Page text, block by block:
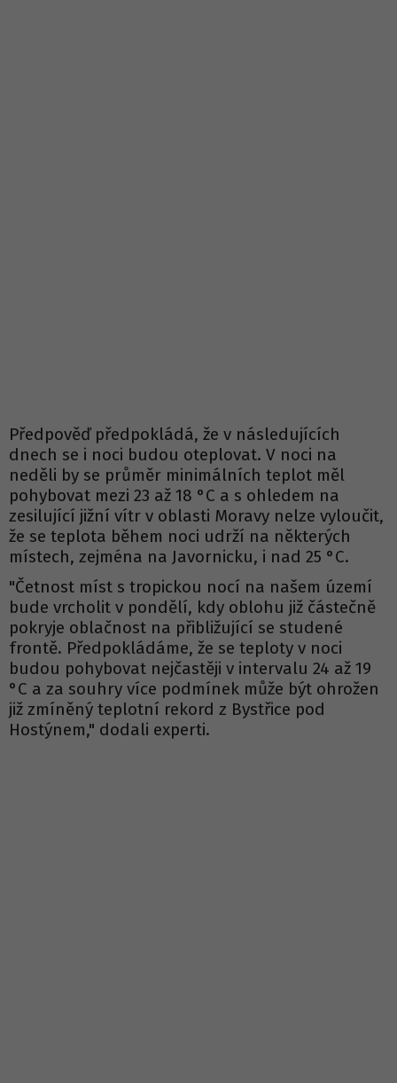
Předpověď předpokládá, že v následujících
dnech se i noci budou oteplovat. V noci na
neděli by se průměr minimálních teplot měl
pohybovat mezi 23 až 18 °C a s ohledem na
zesilující jižní vítr v oblasti Moravy nelze vyloučit,
že se teplota během noci udrží na některých
místech, zejména na Javornicku, i nad 25 °C.
"Četnost míst s tropickou nocí na našem území
bude vrcholit v pondělí, kdy oblohu již částečně
pokryje oblačnost na přibližující se studené
frontě. Předpokládáme, že se teploty v noci
budou pohybovat nejčastěji v intervalu 24 až 19
°C a za souhry více podmínek může být ohrožen
již zmíněný teplotní rekord z Bystřice pod
Hostýnem," dodali experti.